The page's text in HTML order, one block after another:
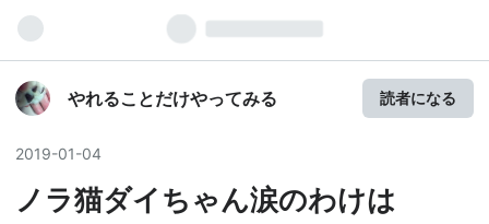
やれることだけやってみる 読者になる
2019-01-04
ノラ猫ダイちゃん涙のわけは